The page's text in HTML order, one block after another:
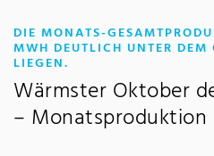
DIE MONATS-
MWH DEUTLICH UNTER
LIEGEN.
Wärmster Oktober
–